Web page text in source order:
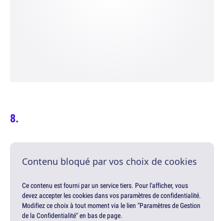
Contenu bloqué par vos choix de cookies
Ce contenu est fourni par un service tiers. Pour l'afficher, vous
devez accepter les cookies dans vos paramètres de confidentialité.
Modifiez ce choix à tout moment via le lien "Paramètres de Gestion
de la Confidentialité" en bas de page.